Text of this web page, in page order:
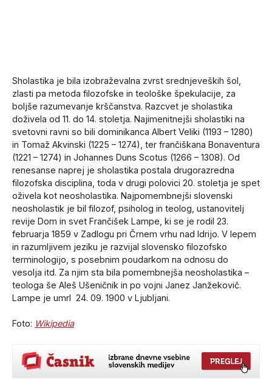
Sholastika je bila izobraževalna zvrst srednjeveških šol,
zlasti pa metoda filozofske in teološke špekulacije, za
boljše razumevanje krščanstva. Razcvet je sholastika
doživela od 11. do 14. stoletja. Najimenitnejši sholastiki na
svetovni ravni so bili dominikanca Albert Veliki (1193 – 1280)
in Tomaž Akvinski (1225 – 1274), ter frančiškana Bonaventura
(1221 – 1274) in Johannes Duns Scotus (1266 – 1308). Od
renesanse naprej je sholastika postala drugorazredna
filozofska disciplina, toda v drugi polovici 20. stoletja je spet
oživela kot neosholastika. Najpomembnejši slovenski
neosholastik je bil filozof, psiholog in teolog, ustanovitelj
revije Dom in svet Frančišek Lampe, ki se je rodil 23.
februarja 1859 v Zadlogu pri Črnem vrhu nad Idrijo. V lepem
in razumljivem jeziku je razvijal slovensko filozofsko
terminologijo, s posebnim poudarkom na odnosu do
vesolja itd. Za njim sta bila pomembnejša neosholastika –
teologa še Aleš Ušeničnik in po vojni Janez Janžekovič.
Lampe je umrl 24. 09. 1900 v Ljubljani.
Foto: Wikipedia